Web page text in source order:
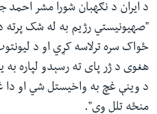
د ایران د نګهبان شورا مشر
"صهیونیستي رژیم به له شک
ځواک سره ترلاسه کړي او د
هغوی د ژر پای ته رسېدو لپاره
د وینې غچ به واخیستل شي او دا
منځه تلل وي".